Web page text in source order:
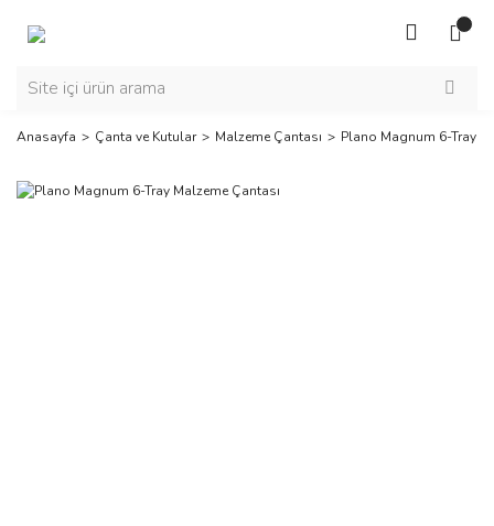
Anasayfa Çanta ve Kutular Malzeme Çantası Plano Magnum 6-Tray